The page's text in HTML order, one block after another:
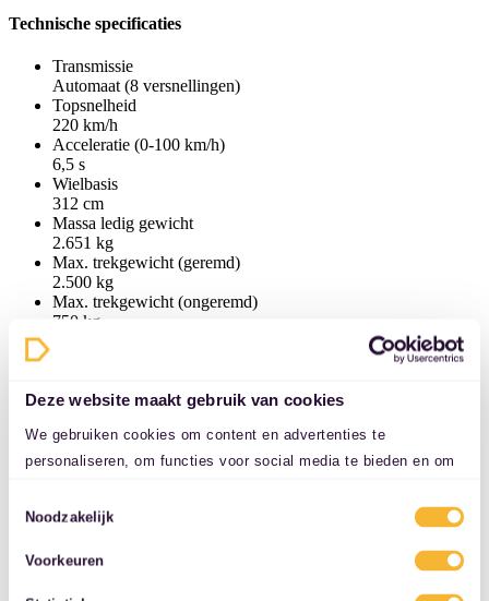
Deze website maakt gebruik van cookies
We gebruiken cookies om content en advertenties te
personaliseren, om functies voor social media te bieden en om
uw gebruik van onze site met onze partners voor social media,
combineren met andere informatie die u aan ze heeft verstrekt
of die ze hebben verzameld op basis van uw gebruik van hun
Toestemmingsselectie
Noodzakelijk
Voorkeuren
Technische specificaties
Transmissie
Automaat (8 versnellingen)
Topsnelheid
220 km/h
Acceleratie (0-100 km/h)
6,5 s
Wielbasis
312 cm
Massa ledig gewicht
2.651 kg
Max. trekgewicht (geremd)
2.500 kg
Max. trekgewicht (ongeremd)
750 kg
Aandrijflijn
Brandstofsoort
Hybride (benzine/elektrisch)
Aantal cilinders
Vermogen (elektrisch)